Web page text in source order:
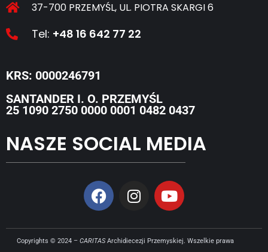
37-700 PRZEMYŚL, UL. PIOTRA SKARGI 6
Tel: +48 16 642 77 22
KRS: 0000246791
SANTANDER I. O. PRZEMYŚL
25 1090 2750 0000 0001 0482 0437
NASZE SOCIAL MEDIA
Copyrights © 2024 – CARITASArchidiecezji Przemyskiej. Wszelkie prawa